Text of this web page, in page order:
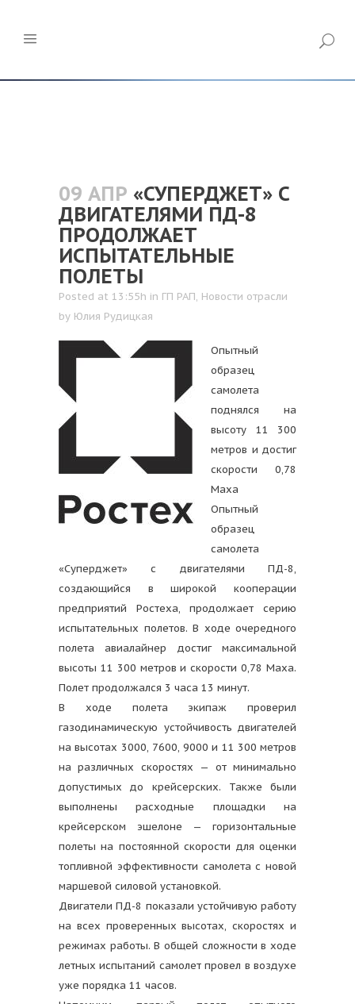
09 АПР «СУПЕРДЖЕТ» С
ДВИГАТЕЛЯМИ ПД-8
ПРОДОЛЖАЕТ
ИСПЫТАТЕЛЬНЫЕ
ПОЛЕТЫ
Posted at 13:55h in ГП РАП, Новости отрасли
by Юлия Рудицкая
Опытный
образец
самолета
поднялся на
высоту 11 300
метров и достиг
скорости 0,78
Маха
Опытный
образец
самолета
«Суперджет» с двигателями ПД-8,
создающийся в широкой кооперации
предприятий Ростеха, продолжает серию
испытательных полетов. В ходе очередного
полета авиалайнер достиг максимальной
высоты 11 300 метров и скорости 0,78 Маха.
Полет продолжался 3 часа 13 минут.
В ходе полета экипаж проверил
газодинамическую устойчивость двигателей
на высотах 3000, 7600, 9000 и 11 300 метров
на различных скоростях — от минимально
допустимых до крейсерских. Также были
выполнены расходные площадки на
крейсерском эшелоне — горизонтальные
полеты на постоянной скорости для оценки
топливной эффективности самолета с новой
маршевой силовой установкой.
Двигатели ПД-8 показали устойчивую работу
на всех проверенных высотах, скоростях и
режимах работы. В общей сложности в ходе
летных испытаний самолет провел в воздухе
уже порядка 11 часов.